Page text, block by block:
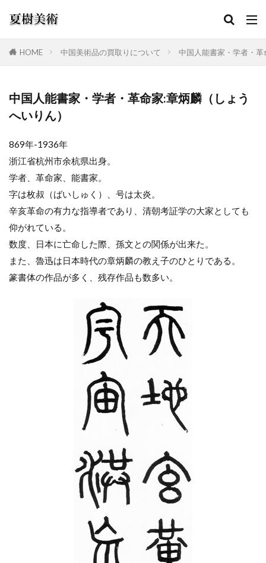
HOME 中国美術品の買取りについて 中国人能書家・学者・
中国人能書家・学者・革命家:章炳麟（しょう
へいりん）
869年-1936年
浙江省杭州市余杭県出身。
学者、革命家、能書家。
字は枚叔（ばいしゅく）、号は太炎。
辛亥革命の有力な指導者であり、清朝考証学の大家としても
仰がれている。
数度、日本に亡命した際、孫文との関係が出来た。
また、魯迅は日本時代の章炳麟の教え子のひとりである。
篆書体の作品が多く、残存作品も数多い。
カテゴリー